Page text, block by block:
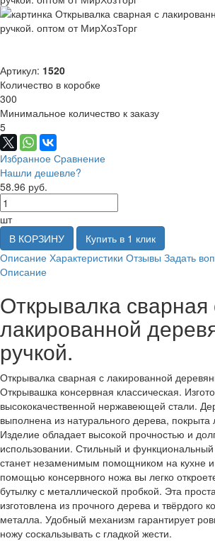
Артикул: 1520
Количество в коробке
300
Минимальное количество к заказу
5
Избранное Сравнение
Нашли дешевле?
58.96 руб.
шт
В КОРЗИНУ
Купить в 1 клик
Описание Характеристики Отзывы Задать
Описание
Открывалка сварная
лакированной
ручкой.
Открывалка сварная с лакированной
Открывашка консервная классическая.
высококачественной нержавеющей стали.
выполнена из натурального дерева, покрыта
Изделие обладает высокой прочностью и
использовании. Стильный и функциональный
станет незаменимым помощником на кухне
помощью консервного ножа вы легко
бутылку с металлической пробкой. Эта
изготовлена из прочного дерева и твёрдого
металла. Удобный механизм гарантирует
ножу соскальзывать с гладкой жести.